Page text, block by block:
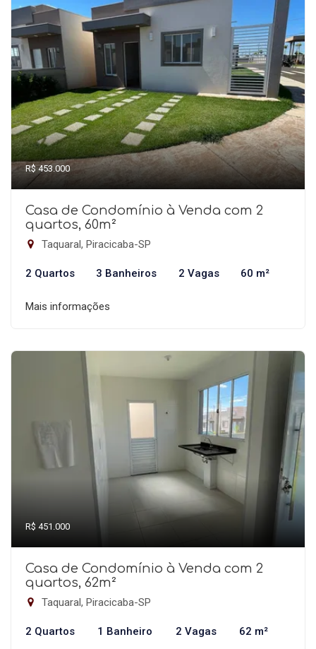
R$ 453.000
Casa de Condomínio à Venda com 2
quartos, 60m²
Taquaral, Piracicaba-SP
2 Quartos 3 Banheiros 2 Vagas 60 m²
Mais informações
R$ 451.000
Casa de Condomínio à Venda com 2
quartos, 62m²
Taquaral, Piracicaba-SP
2 Quartos 1 Banheiro 2 Vagas 62 m²